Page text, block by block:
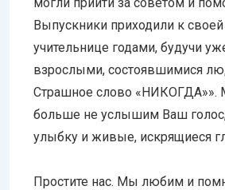
Выпускники приходили к
учительнице годами, будучи
взрослыми, состоявшимися
Страшное слово «НИКОГДА»».
больше не услышим Ваш
улыбку и живые, искрящиеся
Простите нас. Мы любим и